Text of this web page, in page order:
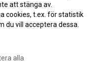
2022-05-30 12:52
2022-05-29 08:16
att stänga av.
cookies, t.ex. för statistik
du vill acceptera dessa.
alla